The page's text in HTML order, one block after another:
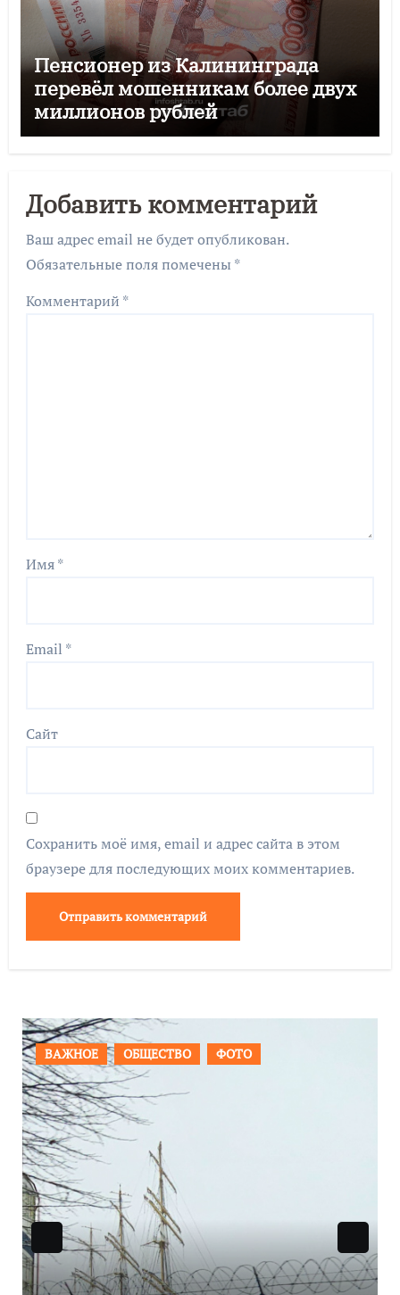
Пенсионер из Калининграда
перевёл мошенникам более двух
миллионов рублей
Добавить комментарий
Ваш адрес email не будет опубликован.
Обязательные поля помечены *
Комментарий *
Имя*
Email *
Сайт
Сохранить моё имя, email и адрес сайта в этом
браузере для последующих моих комментариев.
ПРОИСШЕСТВИЯ ФОТО